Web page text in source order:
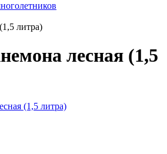
литра)
лесная (1,5